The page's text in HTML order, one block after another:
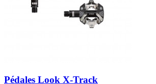
Pédales Look X-Track